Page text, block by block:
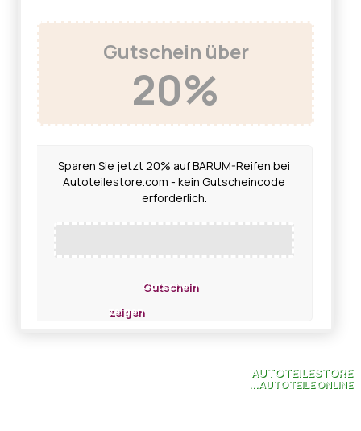
Gutschein über
20%
Sparen Sie jetzt 20% auf BARUM-Reifen bei
Autoteilestore.com - kein Gutscheincode
erforderlich.
Gutschein
zeigen
AUTOTEILESTORE
...AUTOTEILE ONLINE